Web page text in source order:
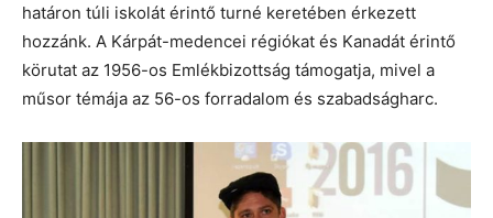
határon túli iskolát érintő turné keretében érkezett
hozzánk. A Kárpát-medencei régiókat és Kanadát érintő
körutat az 1956-os Emlékbizottság támogatja, mivel a
műsor témája az 56-os forradalom és szabadságharc.